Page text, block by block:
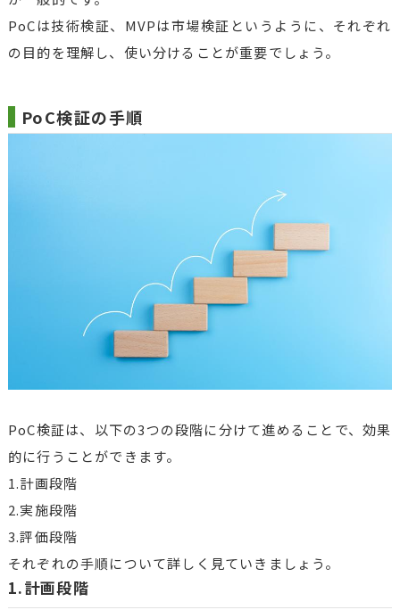
PoCは技術検証、MVPは市場検証というように、それぞれ
の目的を理解し、使い分けることが重要でしょう。
PoC検証の手順
PoC検証は、以下の3つの段階に分けて進めることで、効果
的に行うことができます。
1.計画段階
2.実施段階
3.評価段階
それぞれの手順について詳しく見ていきましょう。
1.計画段階